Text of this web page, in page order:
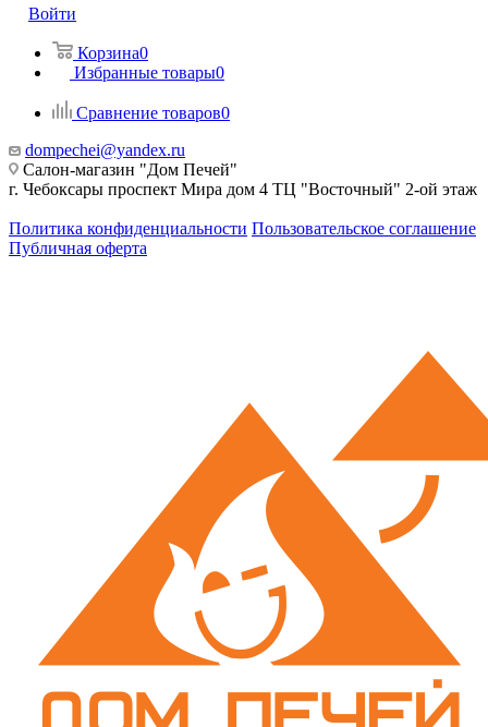
Войти
Корзина0
Избранные товары0
Сравнение товаров0
dompechei@yandex.ru
Салон-магазин "Дом Печей"
г. Чебоксары проспект Мира дом 4 ТЦ "Восточный" 2-ой этаж
Политика конфиденциальности Пользовательское соглашение
Публичная оферта